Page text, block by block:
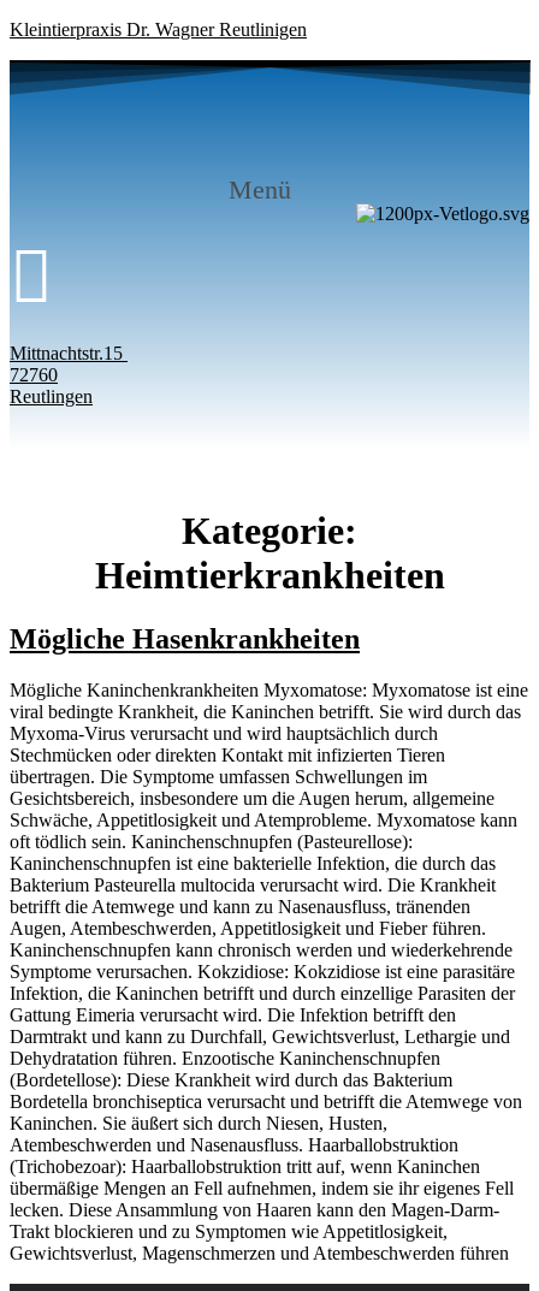
Kleintierpraxis Dr. Wagner Reutlinigen
Menü
Mittnachtstr.15
72760
Reutlingen
Kategorie:
Heimtierkrankheiten
Mögliche Hasenkrankheiten
Mögliche Kaninchenkrankheiten Myxomatose: Myxomatose ist eine
viral bedingte Krankheit, die Kaninchen betrifft. Sie wird durch das
Myxoma-Virus verursacht und wird hauptsächlich durch
Stechmücken oder direkten Kontakt mit infizierten Tieren
übertragen. Die Symptome umfassen Schwellungen im
Gesichtsbereich, insbesondere um die Augen herum, allgemeine
Schwäche, Appetitlosigkeit und Atemprobleme. Myxomatose kann
oft tödlich sein. Kaninchenschnupfen (Pasteurellose):
Kaninchenschnupfen ist eine bakterielle Infektion, die durch das
Bakterium Pasteurella multocida verursacht wird. Die Krankheit
betrifft die Atemwege und kann zu Nasenausfluss, tränenden
Augen, Atembeschwerden, Appetitlosigkeit und Fieber führen.
Kaninchenschnupfen kann chronisch werden und wiederkehrende
Symptome verursachen. Kokzidiose: Kokzidiose ist eine parasitäre
Infektion, die Kaninchen betrifft und durch einzellige Parasiten der
Gattung Eimeria verursacht wird. Die Infektion betrifft den
Darmtrakt und kann zu Durchfall, Gewichtsverlust, Lethargie und
Dehydratation führen. Enzootische Kaninchenschnupfen
(Bordetellose): Diese Krankheit wird durch das Bakterium
Bordetella bronchiseptica verursacht und betrifft die Atemwege von
Kaninchen. Sie äußert sich durch Niesen, Husten,
Atembeschwerden und Nasenausfluss. Haarballobstruktion
(Trichobezoar): Haarballobstruktion tritt auf, wenn Kaninchen
übermäßige Mengen an Fell aufnehmen, indem sie ihr eigenes Fell
lecken. Diese Ansammlung von Haaren kann den Magen-Darm-
Trakt blockieren und zu Symptomen wie Appetitlosigkeit,
Gewichtsverlust, Magenschmerzen und Atembeschwerden führen